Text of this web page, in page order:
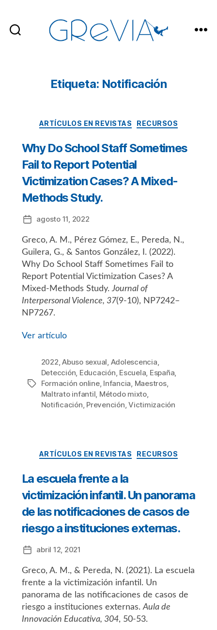
Etiqueta: Notificación
Categorías
ARTÍCULOS EN REVISTAS RECURSOS
Why Do School Staff Sometimes
Fail to Report Potential
Victimization Cases? A Mixed-
Methods Study.
Fecha
la
entrada
agosto 11, 2022
Greco, A. M., Pérez Gómez, E., Pereda, N.,
Guilera, G., & Santos González, I. (2022).
Why Do School Staff Sometimes Fail to
Report Potential Victimization Cases? A
Mixed-Methods Study. Journal of
Interpersonal Violence, 37(9-10), NP7242–
NP7267.
Ver artículo
Etiquetas
2022,Abuso sexual, Adolescencia,
Detección, Educación, Escuela, España,
Formación online, Infancia, Maestros,
Maltrato infantil, Método mixto,
Notificación, Prevención,Victimización
Categorías
ARTÍCULOS EN REVISTAS RECURSOS
La escuela frente a la
victimización infantil. Un panorama
de las notificaciones de casos de
riesgo a instituciones externas.
Fecha
la
entrada
abril 12, 2021
Greco, A. M., & Pereda, N. (2021). La escuela
frente a la victimización infantil. Un
panorama de las notificaciones de casos de
riesgo a instituciones externas. Aula de
Innovación Educativa, 304, 50-53.